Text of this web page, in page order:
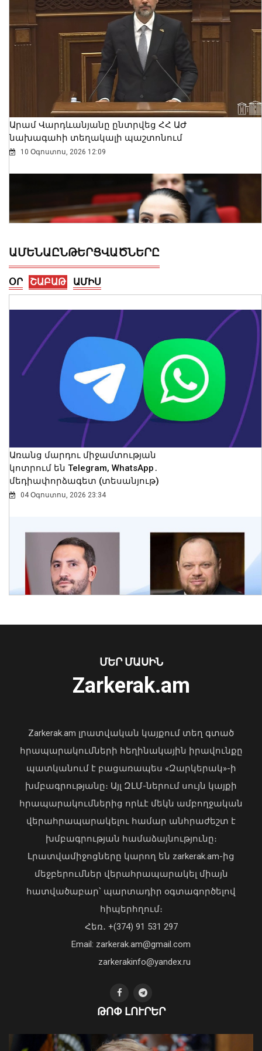
Արամ Վարդևանյանը ընտրվեց ՀՀ ԱԺ
նախագահի տեղակալի պաշտոնում
10 Օգոստոս, 2026 12:09
Իշխող խմբակցությունից 13
պատգամավոր ընտրելու է Արամ
Վարդևանյանին. Արուսյակ
Մանավազյան
10 Օգոստոս, 2026 11:55
Ուժեղ հրդեհ Բաքվի նավթային
մոլորված քաղաքացիներին
10 Օգոստոս, 2026 11:30
10.9 մլն եվրո հափշտակած հանցավոր
խմբի անդամներից մեկը 11 տարի
10 Օգոստոս, 2026 11:24
ԱՄԵՆԱԸՆԹԵՐՑՎԱԾՆԵՐԸ
ՕՐ ՇԱԲԱԹ ԱՄԻՍ
Առանց մարդու միջամտության
կոտրում են Telegram, WhatsApp․
մեդիափորձագետ (տեսանյութ)
04 Օգոստոս, 2026 23:34
Ուկրաինայի Գերագույն Ռադայի
նախագահը շնորհավորել է ՀՀ ԱԺ
«Պարտվեցինք դաժան հիվանդության
դեմ ծանր պայքարում»․ կյանքից
հեռացել է Արսեն Ասլանյանը
04 Օգոստոս, 2026 19:12
ՄԵՐ ՄԱՍԻՆ
Zarkerak.am
Zarkerak.am լրատվական կայքում տեղ գտած
հրապարակումների հեղինակային իրավունքը
պատկանում է բացառապես «Զարկերակ»-ի
խմբագրությանը։ Այլ ԶԼՄ-ներում սույն կայքի
հրապարակումներից որևէ մեկն ամբողջական
վերահրապարակելու համար անհրաժեշտ է
խմբագրության համաձայնությունը։
Լրատվամիջոցները կարող են zarkerak.am-ից
մեջբերումներ վերահրապարակել միայն
հատվածաբար՝ պարտադիր օգտագործելով
հիպերհղում։
Հեռ․ +(374) 91 531 297
Email: zarkerak.am@gmail.com
zarkerakinfo@yandex.ru
ԹՈՓ ԼՈՒՐԵՐ